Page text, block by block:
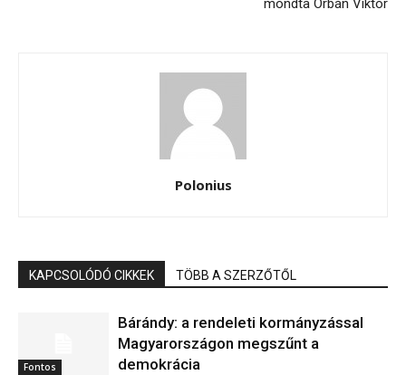
mondta Orbán Viktor
Polonius
KAPCSOLÓDÓ CIKKEK TÖBB A SZERZŐTŐL
Fontos
Bárándy: a rendeleti kormányzással
Magyarországon megszűnt a
demokrácia